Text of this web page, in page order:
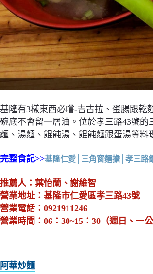
基隆有3樣東西必嚐-吉古拉、蛋腸跟乾
碗底不會留一層油。位於孝三路43號
麵、湯麵、餛飩湯、餛飩麵跟蛋湯等料
完整食記>>基隆仁愛│三角窗麵擔│孝三路
推薦人：葉怡蘭、謝維智
營業地址：基隆市仁愛區孝三路43號
營業電話：0921911246
營業時間：06：30~15：30（週日、一公
阿華炒麵